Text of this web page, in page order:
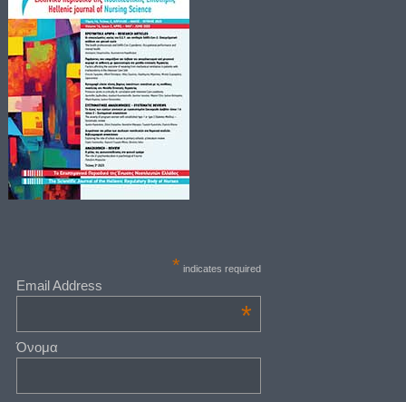
* indicates required
Email Address
*
Όνομα